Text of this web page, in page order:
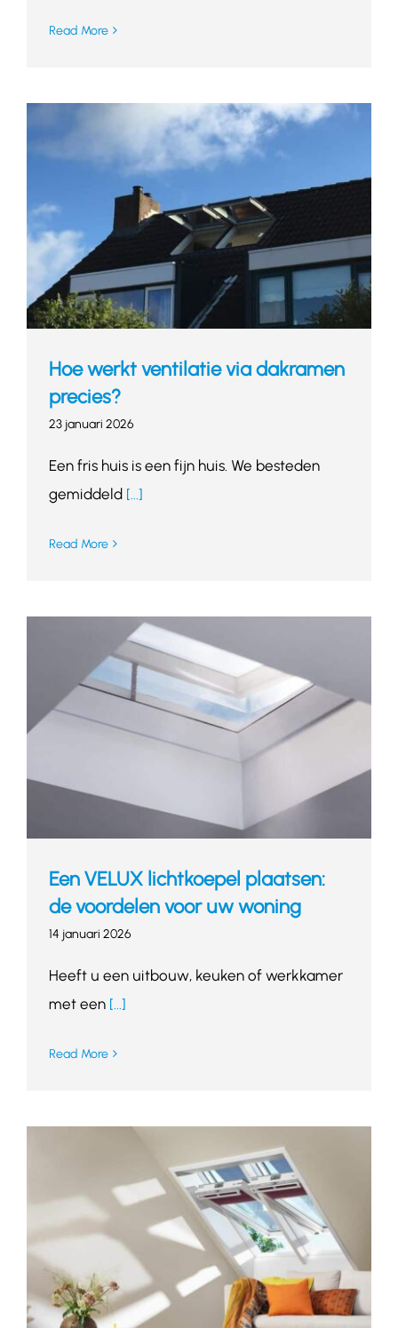
Read More
Hoe werkt ventilatie via dakramen
precies?
23 januari 2026
Een fris huis is een fijn huis. We besteden
gemiddeld[...]
Read More
Een VELUX lichtkoepel plaatsen:
de voordelen voor uw woning
14 januari 2026
Heeft u een uitbouw, keuken of werkkamer
met een[...]
Read More